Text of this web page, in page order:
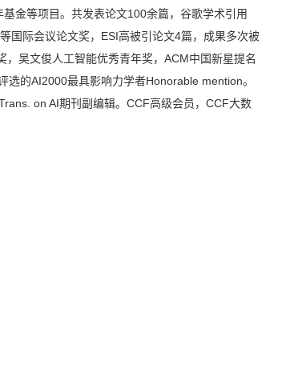
金等项目。共发表论文100余篇，谷歌学术引用
国际会议论文奖，ESI高被引论文4篇，成果多次被
吴文俊人工智能优秀青年奖，ACM中国新星提名
的AI2000最具影响力学者Honorable mention。
on AI期刊副编辑。CCF高级会员，CCF大数